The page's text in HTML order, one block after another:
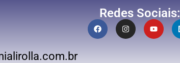
Redes Sociais: